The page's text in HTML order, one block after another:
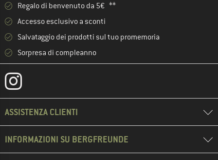
Regalo di benvenuto da 5€ **
Accesso esclusivo a sconti
Salvataggio dei prodotti sul tuo promemoria
Sorpresa di compleanno
ASSISTENZA CLIENTI
INFORMAZIONI SU BERGFREUNDE